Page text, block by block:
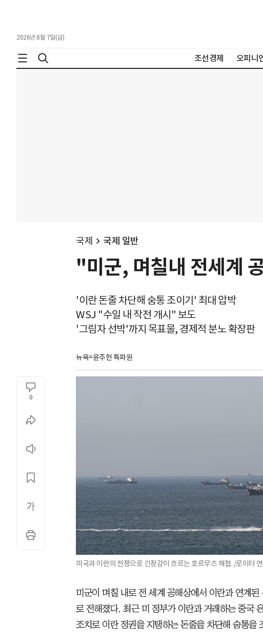
2026년 8월 7일(금)
조선경제 오피니
국제 국제 일반
"미군, 며칠내 전세계
'이란 돈줄 차단해 숨통 조이기' 최대 압박
WSJ "수일 내 작전 개시" 보도
'그림자 선박'까지 목표물, 경제적 분노 확장판
뉴욕=윤주헌 특파원
0
미국과 이란의 전쟁으로 긴장감이 흐르는 호르무즈 해협. /로이터
미군이 며칠 내로 전 세계 공해상에서 이란과 연계
로 전해졌다. 최근 미 정부가 이란과 거래하는 중국
조치로 이란 정권을 지탱하는 돈줄을 차단해 숨통을